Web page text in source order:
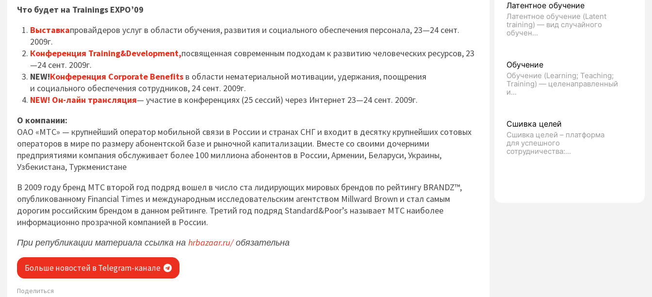
Что будет на Trainings EXPO’09
Выставкапровайдеров услуг в области обучения, развития и социального обеспечения персонала, 23—24 сент.
2009г.
Конференция Training&Development,посвященная современным подходам к развитию человеческих ресурсов, 23
—24 сент. 2009г.
NEW!Конференция Corporate Benefits в области нематериальной мотивации, удержания, поощрения
и социального обеспечения сотрудников, 24 сент. 2009г.
NEW! Он-лайн трансляция— участие в конференциях (25 сессий) через Интернет 23—24 сент. 2009г.
О компании:
ОАО «МТС» — крупнейший оператор мобильной связи в России и странах СНГ и входит в десятку крупнейших сотовых
операторов в мире по размеру абонентской базе и рыночной капитализации. Вместе со своими дочерними
предприятиями компания обслуживает более 100 миллиона абонентов в России, Армении, Беларуси, Украины,
Узбекистана, Туркменистане
В 2009 году бренд МТС второй год подряд вошел в число ста лидирующих мировых брендов по рейтингу BRANDZ™,
опубликованному Financial Times и международным исследовательским агентством Millward Brown и стал самым
дорогим российским брендом в данном рейтинге. Третий год подряд Standard&Poor’s называет МТС наиболее
информационно прозрачной компанией в России.
При републикации материала ссылка на hrbazaar.ru/обязательна
Больше новостей в Telegram-канале
Поделиться
Латентное обучение
Латентное обучение (Latent
training) — вид случайного
обучен...
Обучение
Обучение (Learning; Teaching;
Training) — целенаправленный
и...
Сшивка целей
Сшивка целей – платформа
для успешного
сотрудничества:...